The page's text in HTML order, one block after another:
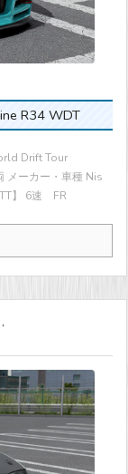
R34 WDT
Drift Tour
メーカー・車種 Nis
】 6速 FR
,